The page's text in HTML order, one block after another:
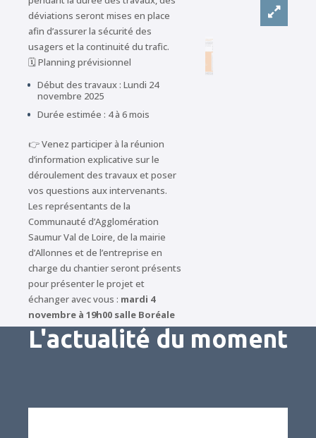
déviations seront mises en place
afin d’assurer la sécurité des
usagers et la continuité du trafic.
🗓️Planning prévisionnel
Début des travaux : Lundi 24
novembre 2025
Durée estimée : 4 à 6 mois
👉 Venez participer à la réunion
d’information explicative sur le
déroulement des travaux et poser
vos questions aux intervenants.
Les représentants de la
Communauté d’Agglomération
Saumur Val de Loire, de la mairie
d’Allonnes et de l’entreprise en
charge du chantier seront présents
pour présenter le projet et
échanger avec vous : mardi 4
novembre à 19h00 salle Boréale
L'actualité du moment